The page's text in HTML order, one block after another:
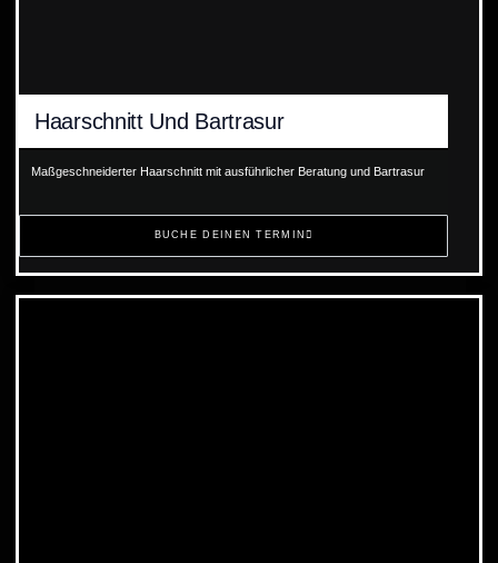
Haarschnitt Und Bartrasur
Maßgeschneiderter Haarschnitt mit ausführlicher Beratung und Bartrasur
BUCHE DEINEN TERMIN